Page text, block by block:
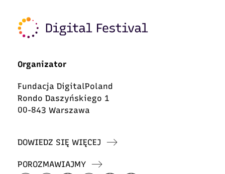
Organizator
Fundacja DigitalPoland
Rondo Daszyńskiego 1
00-843 Warszawa
DOWIEDZ SIĘ WIĘCEJ
POROZMAWIAJMY